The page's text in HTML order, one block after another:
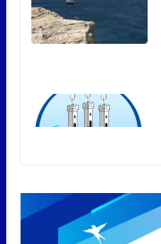
privati
10 Agosto 2026